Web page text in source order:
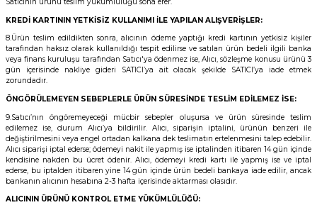
Satıcının ürünü teslim yükümlülüğü sona erer.
KREDİ KARTININ YETKİSİZ KULLANIMI İLE YAPILAN ALIŞVERİŞLER:
8.Ürün teslim edildikten sonra, alıcının ödeme yaptığı kredi kartının yetkisiz kişiler
tarafından haksız olarak kullanıldığı tespit edilirse ve satılan ürün bedeli ilgili banka
veya finans kuruluşu tarafından Satıcı'ya ödenmez ise, Alıcı, sözleşme konusu ürünü 3
gün içerisinde nakliye gideri SATICI’ya ait olacak şekilde SATICI’ya iade etmek
zorundadır.
ÖNGÖRÜLEMEYEN SEBEPLERLE ÜRÜN SÜRESİNDE TESLİM EDİLEMEZ İSE:
9.Satıcı’nın öngöremeyeceği mücbir sebepler oluşursa ve ürün süresinde teslim
edilemez ise, durum Alıcı’ya bildirilir. Alıcı, siparişin iptalini, ürünün benzeri ile
değiştirilmesini veya engel ortadan kalkana dek teslimatın ertelenmesini talep edebilir.
Alıcı siparişi iptal ederse; ödemeyi nakit ile yapmış ise iptalinden itibaren 14 gün içinde
kendisine nakden bu ücret ödenir. Alıcı, ödemeyi kredi kartı ile yapmış ise ve iptal
ederse, bu iptalden itibaren yine 14 gün içinde ürün bedeli bankaya iade edilir, ancak
bankanın alıcının hesabına 2-3 hafta içerisinde aktarması olasıdır.
ALICININ ÜRÜNÜ KONTROL ETME YÜKÜMLÜLÜĞÜ: